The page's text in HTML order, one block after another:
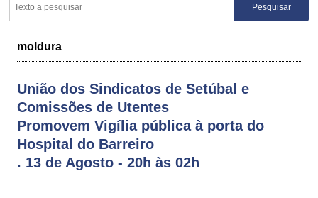
moldura
União dos Sindicatos de Setúbal e
Comissões de Utentes
Promovem Vigília pública à porta do
Hospital do Barreiro
. 13 de Agosto - 20h às 02h